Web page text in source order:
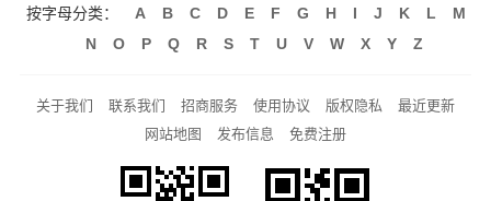
按字母分类： A B C D E F G H I J K L
M
N
O P Q R S T U V W X Y Z
关于我们 联系我们 招商服务 使用协议 版权隐私
最近更新
网站地图
发布信息 免费注册